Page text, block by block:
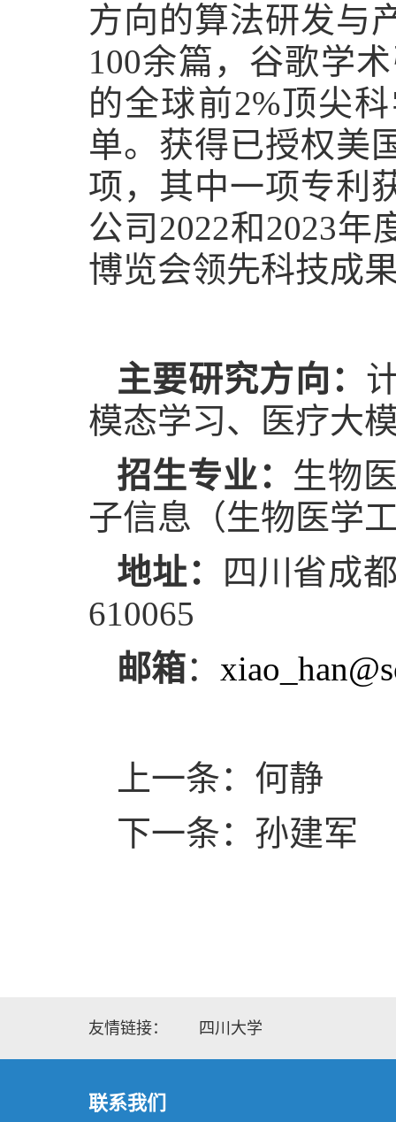
方向的算法研发与
100余篇，谷歌学
的全球前2%顶尖
单。获得已授权美
项，其中一项专利
公司2022和2023年
博览会领先科技成
主要研究方向：
模态学习、医疗大
招生专业： 生物
子信息（生物医学
地址：
四川省成
610065
邮箱：
上一条：何静
下一条：孙建军
友情链接： 四川大学
联系我们